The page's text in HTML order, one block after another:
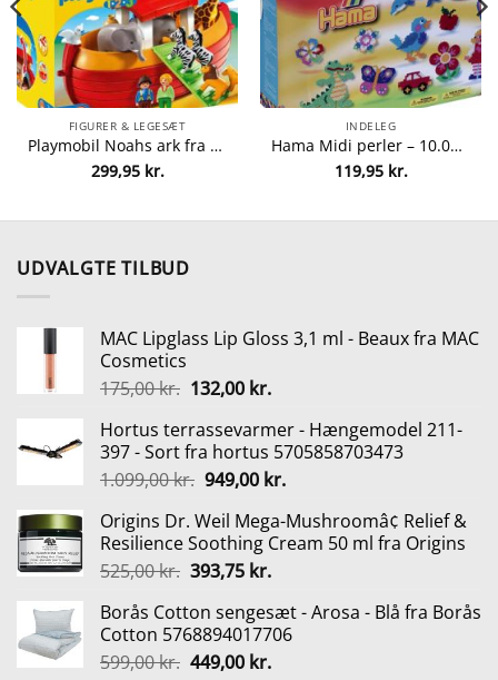
FIGURER & LEGESÆT
Playmobil Noahs ark fra Playmobil 4008789067654
299,95 kr.
INDELEG
Hama Midi perler – 10.000 stk. fra hama 28178202002
119,95 kr.
UDVALGTE TILBUD
MAC Lipglass Lip Gloss 3,1 ml - Beaux fra MAC
Cosmetics
175,00kr. Den
pris
var:
175,00 kr..
132,00 kr.Den
pris
er:
132,00 kr..
Hortus terrassevarmer - Hængemodel 211-
397 - Sort fra hortus 5705858703473
1.099,00kr. Den
pris
var:
1.099,00 kr..
949,00 kr.Den
pris
er:
Origins Dr. Weil Mega-Mushroomâ¢ Relief &
Resilience Soothing Cream 50 ml fra Origins
525,00kr. Den
pris
var:
525,00 kr..
393,75 kr.Den
pris
er:
393,75 kr..
Borås Cotton sengesæt - Arosa - Blå fra Borås
Cotton 5768894017706
599,00kr. Den
449,00 kr.Den